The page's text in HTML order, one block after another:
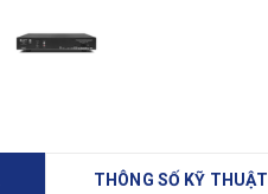
THÔNG SỐ KỸ THUẬT